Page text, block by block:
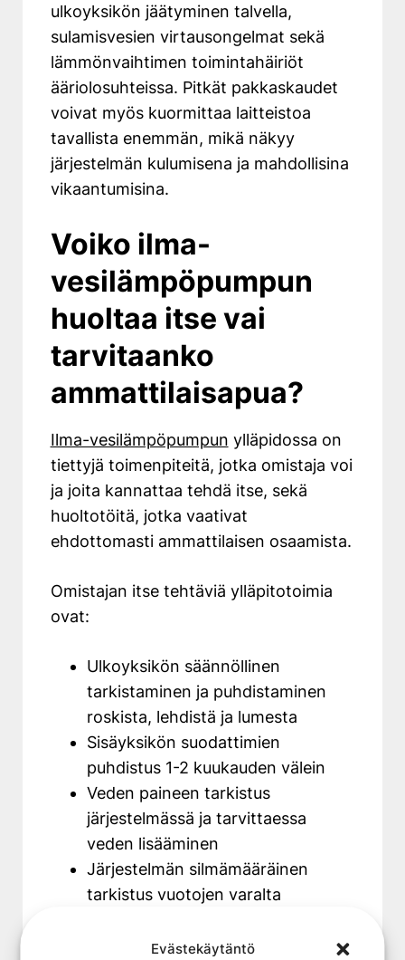
Evästekäytäntö
ulkoyksikön jäätyminen talvella,
sulamisvesien virtausongelmat sekä
lämmönvaihtimen toimintahäiriöt
ääriolosuhteissa. Pitkät pakkaskaudet
voivat myös kuormittaa laitteistoa
tavallista enemmän, mikä näkyy
järjestelmän kulumisena ja mahdollisina
vikaantumisina.
Voiko ilma-
vesilämpöpumpun
huoltaa itse vai
tarvitaanko
ammattilaisapua?
Ilma-vesilämpöpumpun ylläpidossa on
tiettyjä toimenpiteitä, jotka omistaja voi
ja joita kannattaa tehdä itse, sekä
huoltotöitä, jotka vaativat
ehdottomasti ammattilaisen osaamista.
Omistajan itse tehtäviä ylläpitotoimia
ovat:
Ulkoyksikön säännöllinen
tarkistaminen ja puhdistaminen
roskista, lehdistä ja lumesta
Sisäyksikön suodattimien
puhdistus 1-2 kuukauden välein
Veden paineen tarkistus
järjestelmässä ja tarvittaessa
veden lisääminen
Järjestelmän silmämääräinen
tarkistus vuotojen varalta
seuraaminen